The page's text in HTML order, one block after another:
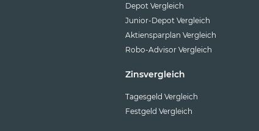
Depot Vergleich
Junior-Depot Vergleich
Aktiensparplan Vergleich
Robo-Advisor Vergleich
Zinsvergleich
Tagesgeld Vergleich
Festgeld Vergleich